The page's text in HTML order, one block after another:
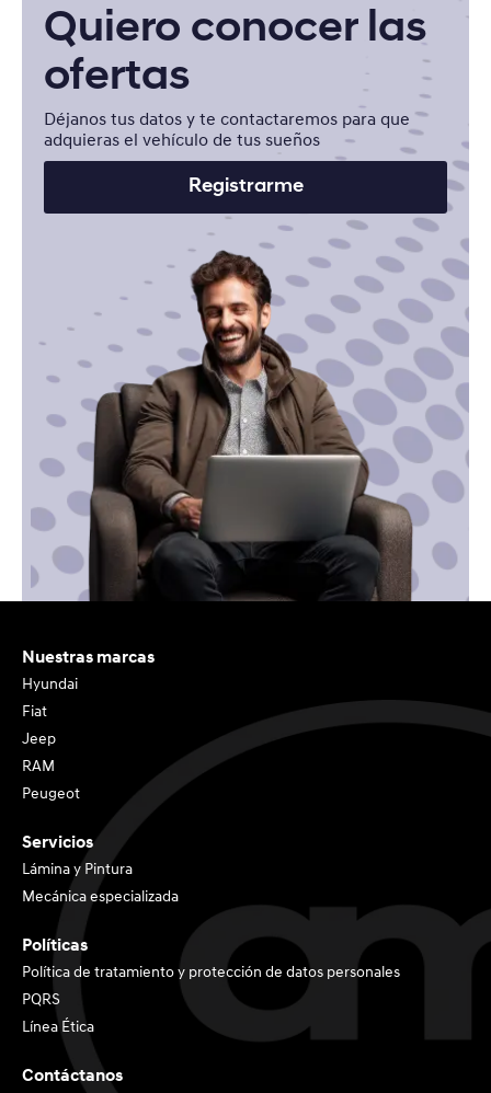
Quiero conocer las
ofertas
Déjanos tus datos y te contactaremos para que
adquieras el vehículo de tus sueños
Registrarme
Nuestras marcas
Hyundai
Fiat
Jeep
RAM
Peugeot
Servicios
Lámina y Pintura
Mecánica especializada
Políticas
Política de tratamiento y protección de datos personales
PQRS
Línea Ética
Contáctanos